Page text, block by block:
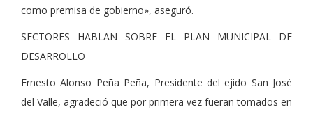
como premisa de gobierno», aseguró.
SECTORES HABLAN SOBRE EL PLAN MUNICIPAL DE
DESARROLLO
Ernesto Alonso Peña Peña, Presidente del ejido San José
del Valle, agradeció que por primera vez fueran tomados en